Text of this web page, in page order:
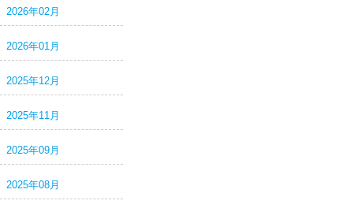
2026年02月
2026年01月
2025年12月
2025年11月
2025年09月
2025年08月